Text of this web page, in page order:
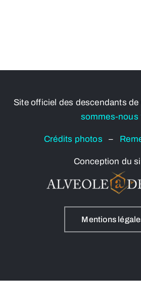
Site officiel des descendants de
sommes-nous
Crédits photos–
Conception du
Mentions